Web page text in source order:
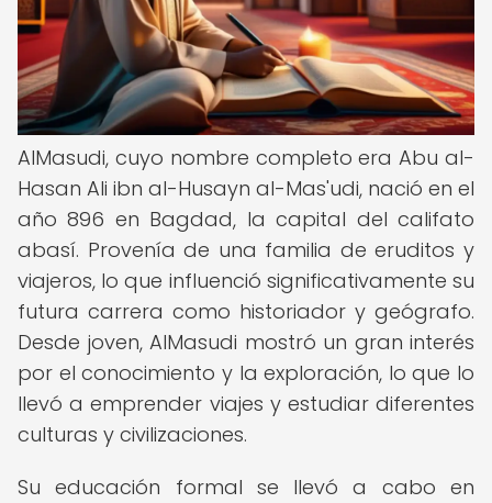
AlMasudi, cuyo nombre completo era Abu al-
Hasan Ali ibn al-Husayn al-Mas'udi, nació en el
año 896 en Bagdad, la capital del califato
abasí. Provenía de una familia de eruditos y
viajeros, lo que influenció significativamente su
futura carrera como historiador y geógrafo.
Desde joven, AlMasudi mostró un gran interés
por el conocimiento y la exploración, lo que lo
llevó a emprender viajes y estudiar diferentes
culturas y civilizaciones.
Su educación formal se llevó a cabo en